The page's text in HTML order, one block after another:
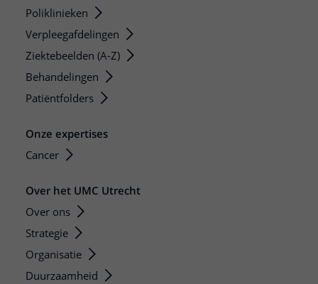
Poliklinieken
Verpleegafdelingen
Ziektebeelden (A-Z)
Behandelingen
Patiëntfolders
Onze expertises
Cancer
Over het UMC Utrecht
Over ons
Strategie
Organisatie
Duurzaamheid